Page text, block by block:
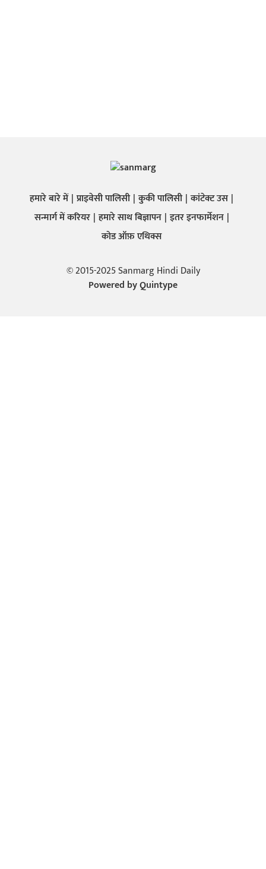
हमारे बारे में प्राइवेसी पालिसी कुकी पालिसी कांटेक्ट उस
सन्मार्ग में करियर हमारे साथ बिज्ञापन इतर इनफार्मेशन
कोड ऑफ़ एथिक्स
© 2015-2025 Sanmarg Hindi Daily
Powered byQuintype